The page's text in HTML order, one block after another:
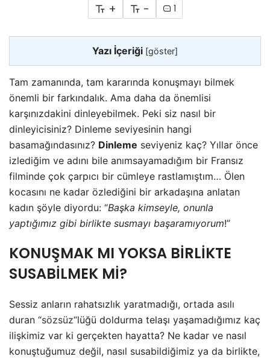
+ - 1
Yazı İçeriği [göster]
Tam zamanında, tam kararında konuşmayı bilmek
önemli bir farkındalık. Ama daha da önemlisi
karşınızdakini dinleyebilmek. Peki siz nasıl bir
dinleyicisiniz? Dinleme seviyesinin hangi
basamağındasınız? Dinleme seviyeniz kaç? Yıllar önce
izlediğim ve adını bile anımsayamadığım bir Fransız
filminde çok çarpıcı bir cümleye rastlamıştım… Ölen
kocasını ne kadar özlediğini bir arkadaşına anlatan
kadın şöyle diyordu: “Başka kimseyle, onunla
yaptığımız gibi birlikte susmayı başaramıyorum!”
KONUŞMAK MI YOKSA BİRLİKTE
SUSABİLMEK Mİ?
Sessiz anların rahatsızlık yaratmadığı, ortada asılı
duran “sözsüz“lüğü doldurma telaşı yaşamadığımız kaç
ilişkimiz var ki gerçekten hayatta? Ne kadar ve nasıl
konuştuğumuz değil, nasıl susabildiğimiz ya da birlikte,